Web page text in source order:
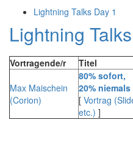
Lightning Talks Day 1
Lightning
Vortragende/r Titel
Max Maischein
(‎Corion‎)
‎80% sofort,
20% niemals‎
[ Vortrag
etc.) ]